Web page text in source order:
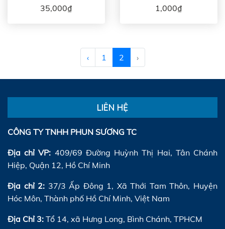
35,000₫ 1,000₫
‹ 1 2 ›
LIÊN HỆ
CÔNG TY TNHH PHUN SƯƠNG TC
Địa chỉ VP: 409/69 Đường Huỳnh Thị Hai, Tân Chánh
Hiệp, Quận 12, Hồ Chí Minh
Địa chỉ 2: 37/3 Ấp Đông 1, Xã Thới Tam Thôn, Huyện
Hóc Môn, Thành phố Hồ Chí Minh, Việt Nam
Địa Chỉ 3: Tổ 14, xã Hưng Long, Bình Chánh, TPHCM